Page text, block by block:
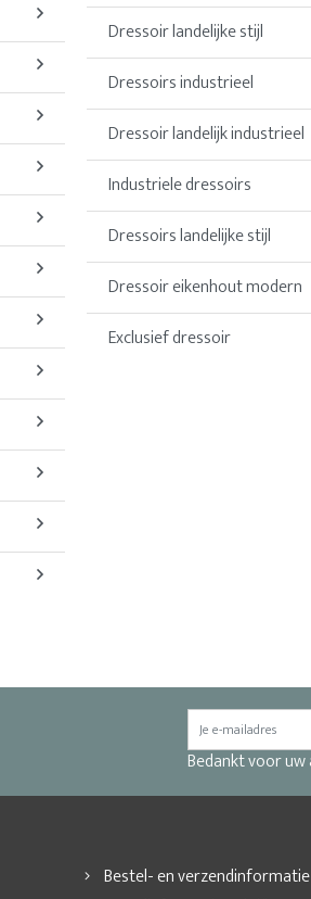
Dressoir landelijke stijl
Dressoirs industrieel
Dressoir landelijk industrieel
Industriele dressoirs
Dressoirs landelijke stijl
Dressoir eikenhout modern
Exclusief dressoir
Bedankt voor
Bestel- en verzendinformatie